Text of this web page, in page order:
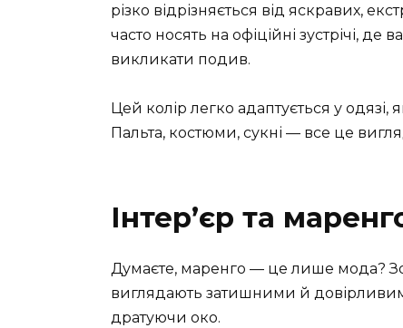
різко відрізняється від яскравих,
часто носять на офіційні зустрічі,
викликати подив.
Цей колір легко адаптується у одязі,
Пальта, костюми, сукні — все це
Інтер’єр та
Думаєте, маренго — це лише мода?
виглядають затишними й
дратуючи око.